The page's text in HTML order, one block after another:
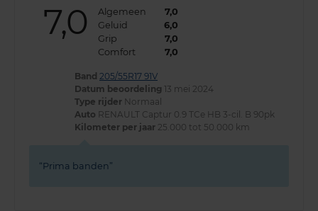
7,0 Algemeen
7,0
Geluid
6,0
Grip
7,0
Comfort
7,0
Band 205/55R17 91V
Datum beoordeling 13 mei 2024
Type rijder Normaal
Auto RENAULT Captur 0.9 TCe HB 3-cil. B 90pk
Kilometer per jaar 25.000 tot 50.000 km
Prima banden